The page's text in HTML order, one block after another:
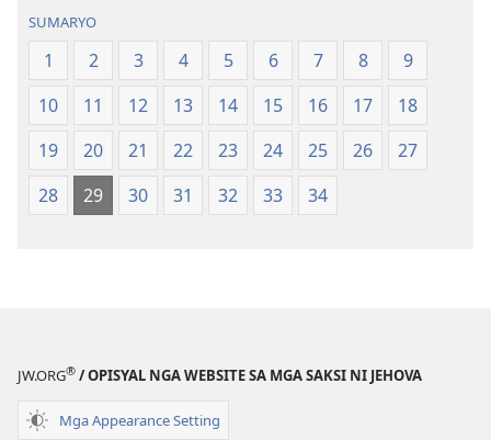
Balaang
Kasulatan
(Gihubad
Gikan
sa
nga
Translation
Balaang
Kasulatan
(Gihubad
Gikan
sa
Translation
SUMARYO
1 2 3 4 5 6 7 8
9
10
11 12 13 14 15 16 17
18
19
20 21 22 23 24 25 26
27
28
29 30 31 32 33 34
JW.ORG® / OPISYAL NGA WEBSITE SA MGA SAKSI NI JEHOVA
Mga Appearance Setting